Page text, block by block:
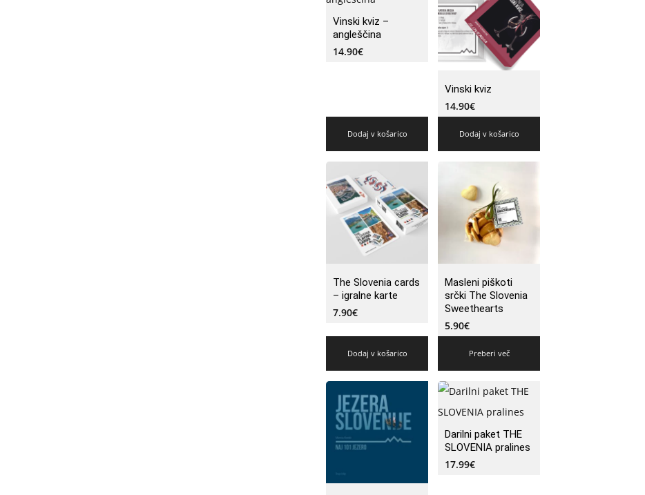
Vinski kviz –
angleščina
14.90€
Dodaj v košarico
Vinski kviz
14.90€
Dodaj v košarico
The Slovenia cards
– igralne karte
7.90€
Dodaj v košarico
Masleni piškoti
srčki The Slovenia
Sweethearts
5.90€
Preberi več
Darilni paket THE
SLOVENIA pralines
17.99€